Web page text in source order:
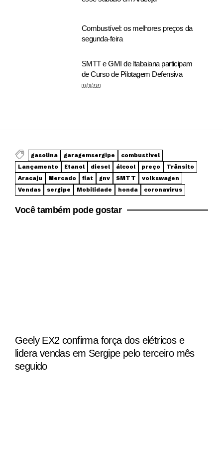
Combustível: os melhores preços da
segunda-feira
SMTT e GMI de Itabaiana participam
de Curso de Pilotagem Defensiva
09/01/2020
gasolina garagemsergipe
combustivel
Lançamento
Etanol diesel álcool preço
Trânsito
Aracaju
Mercado fiat gnv SMTT
volkswagen
Vendas
sergipe Mobilidade honda coronavirus
Você também pode gostar
Geely EX2 confirma força dos elétricos e
lidera vendas em Sergipe pelo terceiro mês
seguido